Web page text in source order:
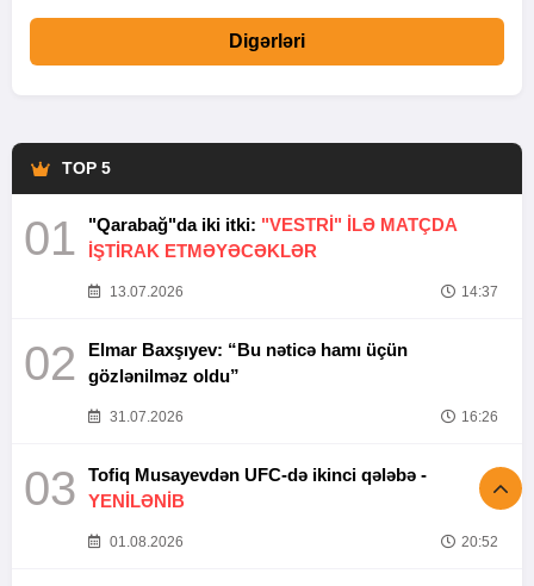
Digərləri
TOP 5
01 "Qarabağ"da iki itki: "VESTRİ" İLƏ MATÇDA
İŞTİRAK ETMƏYƏCƏKLƏR
13.07.2026 14:37
02
Elmar Baxşıyev: “Bu nəticə hamı üçün
gözlənilməz oldu”
31.07.2026 16:26
03
Tofiq Musayevdən UFC-də ikinci qələbə -
YENİLƏNİB
01.08.2026 20:52